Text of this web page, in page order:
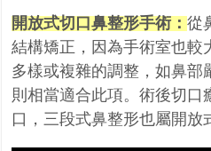
開放式切口鼻整形手術：從
結構矯正，因為手術室也較
多樣或複雜的調整，如鼻部
則相當適合此項。術後切口
口，三段式鼻整形也屬開放